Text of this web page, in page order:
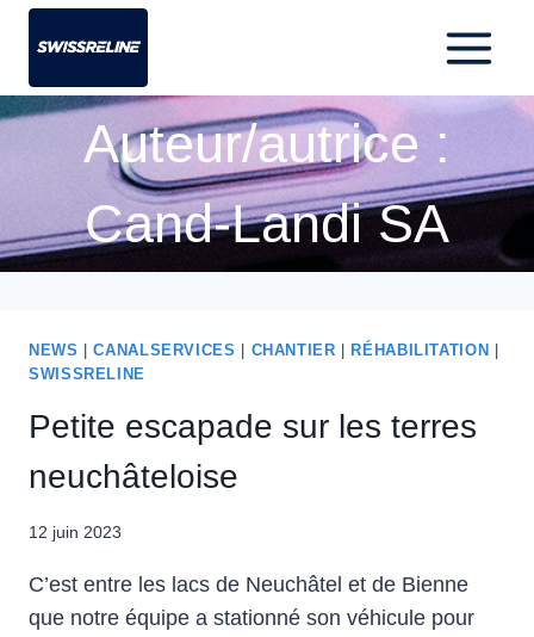
Auteur/autrice :
Cand-Landi SA
NEWS |CANALSERVICES CHANTIER RÉHABILITATION
SWISSRELINE
Petite escapade sur les terres
neuchâteloise
12 juin 2023
C’est entre les lacs de Neuchâtel et de Bienne
que notre équipe a stationné son véhicule pour